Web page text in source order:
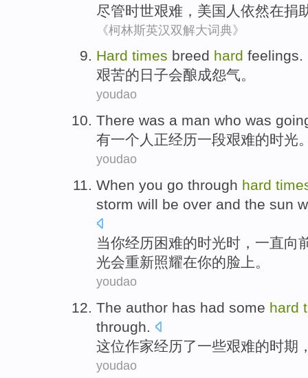
尽管时世艰难， 美国 人 依然在捐
《柯林斯英汉双解大词典》
Hard times breed hard feelings.
艰苦的 日子会酿成怨气。
youdao
There was a man who was
有一个人正经历一段艰难的时光
youdao
When you go through hard
storm will be over and the sun
当你经历困难的时光时，一直向
光会重新照耀在你的脸上。
youdao
The author has had some hard
through.
这位作家经历了一些艰难的时期
youdao